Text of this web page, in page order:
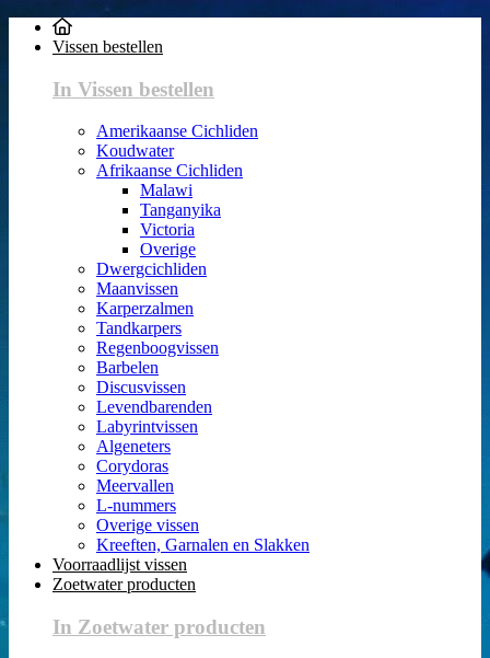
Vissen bestellen
In Vissen bestellen
Amerikaanse Cichliden
Koudwater
Afrikaanse Cichliden
Malawi
Tanganyika
Victoria
Overige
Dwergcichliden
Maanvissen
Karperzalmen
Tandkarpers
Regenboogvissen
Barbelen
Discusvissen
Levendbarenden
Labyrintvissen
Algeneters
Corydoras
Meervallen
L-nummers
Overige vissen
Kreeften, Garnalen en Slakken
Voorraadlijst vissen
Zoetwater producten
In Zoetwater producten